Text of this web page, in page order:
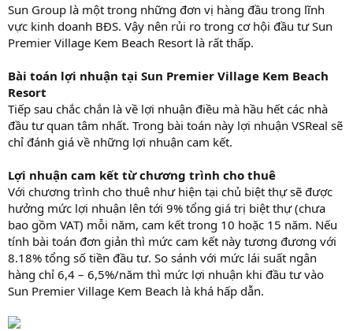
Sun Group là một trong những đơn vị hàng đầu trong lĩnh
vực kinh doanh BĐS. Vậy nên rủi ro trong cơ hội đầu tư Sun
Premier Village Kem Beach Resort là rất thấp.
Bài toán lợi nhuận tại Sun Premier Village Kem Beach
Resort
Tiếp sau chắc chắn là về lợi nhuận điều mà hầu hết các nhà
đầu tư quan tâm nhất. Trong bài toán này lợi nhuận VSReal sẽ
chỉ đánh giá về những lợi nhuận cam kết.
Lợi nhuận cam kết từ chương trình cho thuê
Với chương trình cho thuê như hiện tại chủ biệt thự sẽ được
hưởng mức lợi nhuận lên tới 9% tổng giá trị biệt thự (chưa
bao gồm VAT) mỗi năm, cam kết trong 10 hoặc 15 năm. Nếu
tính bài toán đơn giản thì mức cam kết này tương đương với
8.18% tổng số tiền đầu tư. So sánh với mức lái suất ngân
hàng chỉ 6,4 – 6,5%/năm thì mức lợi nhuận khi đầu tư vào
Sun Premier Village Kem Beach là khá hấp dẫn.